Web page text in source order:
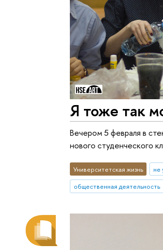
Я тоже так
Вечером 5 февраля в
нового студенческого
Университетская жизнь не
общественная деятельность